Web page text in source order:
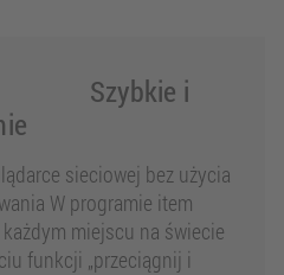
Szybkie i
sieciowej bez użycia
W programie item
miejscu na świecie
funkcji „przeciągnij i